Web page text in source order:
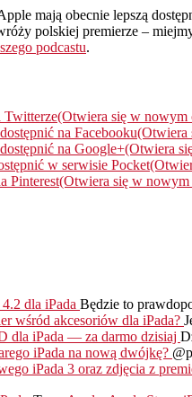
mają obecnie lepszą
polskiej premierze –
podcastu.
Twitterze(Otwiera się w nowym
na
na Google+(Otwiera
w serwisie
Pinterest(Otwiera się w
dla iPada Będzie to
wśród akcesoriów dla iPada?
dla iPada — za darmo dzisiaj
iPada na nową dwójkę?
iPada 3 oraz zdjęcia z